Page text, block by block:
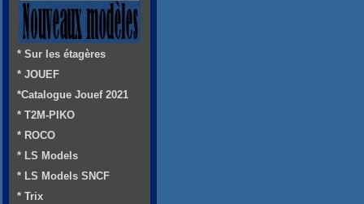
* Sur les étagères
* JOUEF
*Catalogue Jouef 2021
* T2M-PIKO
* ROCO
* LS Models
* LS Models SNCF
* Trix